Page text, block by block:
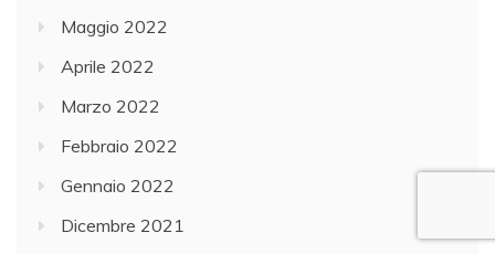
Maggio 2022
Aprile 2022
Marzo 2022
Febbraio 2022
Gennaio 2022
Dicembre 2021